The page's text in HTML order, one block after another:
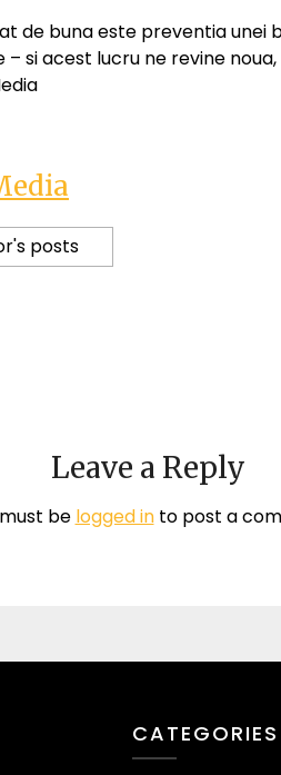
de buna este preventia unei
si acest lucru ne revine
posts
Leave a Reply
be logged into post a
CATEGORIES